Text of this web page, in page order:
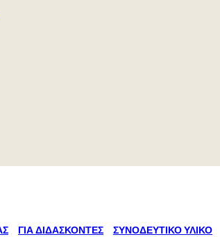
ΓΙΑ ΔΙΔΑΣΚΟΝΤΕΣ ΣΥΝΟΔΕΥΤΙΚΟ ΥΛΙΚΟ